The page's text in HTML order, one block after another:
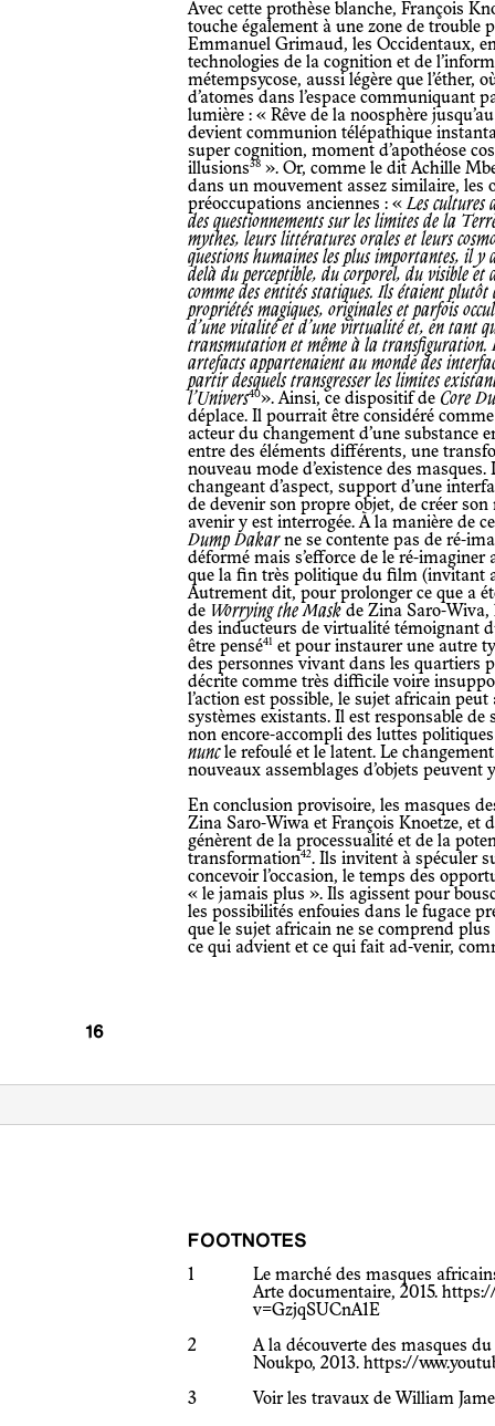
Avec cette prothèse blanche, François Knoetze génère une image paradoxale qui
touche également à une zone de trouble
Emmanuel Grimaud, les Occidentaux,
technologies de la cognition et de
métempsycose, aussi légère que l’éther,
d’atomes dans l’espace communiquant
lumière : « Rêve de la noosphère
devient communion télépathique
super cognition, moment d’apothéose
illusions38 ». Or, comme le dit Achille
dans un mouvement assez similaire, les
préoccupations anciennes : «Les cultures
des questionnements sur les limites de la
mythes, leurs littératures orales et leurs
questions humaines les plus importantes, il y
delà du perceptible, du corporel, du visible et
comme des entités statiques. Ils étaient plutôt
propriétés magiques, originales et parfois
d’une vitalité et d’une virtualité et, en tant
transmutation et même à la transfiguration.
artefacts appartenaient au monde des
partir desquels transgresser les limites
l’Univers40». Ainsi, ce dispositif de Core
déplace. Il pourrait être considéré
acteur du changement d’une
entre des éléments différents, une
nouveau mode d’existence des
changeant d’aspect, support d’une
de devenir son propre objet, de créer son
avenir y est interrogée. À la manière de
Dump Dakarne se contente pas de ré-
déformé mais s’efforce de le ré-
que la fin très politique du film (invitant
Autrement dit, pour prolonger ce que a
de Worrying the Mask de Zina Saro-Wiva,
des inducteurs de virtualité témoignant
être pensé41 et pour instaurer une autre
des personnes vivant dans les quartiers
décrite comme très difficile voire
l’action est possible, le sujet africain
systèmes existants. Il est responsable
non encore-accompli des luttes
nuncle refoulé et le latent. Le
nouveaux assemblages d’objets peuvent
En conclusion provisoire, les masques des films documentaires ou fictionnels de
Zina Saro-Wiwa et François Knoetze, et
génèrent de la processualité et de la
transformation42. Ils invitent à spéculer
concevoir l’occasion, le temps des
« le jamais plus ». Ils agissent pour
les possibilités enfouies dans le fugace
que le sujet africain ne se comprend
ce qui advient et ce qui fait ad-venir,
FOOTNOTES
1
Le marché des masques
Arte documentaire, 2015. https://
v=GzjqSUCnA1E
2
A la découverte des masques
Noukpo, 2013. https://
3
Voir les travaux de William